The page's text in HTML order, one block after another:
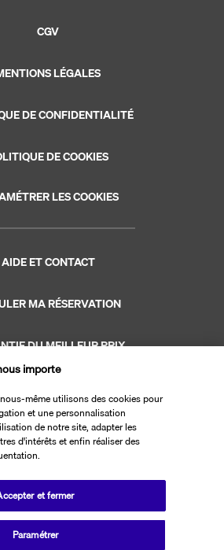
CGV
LÉGALES
DE CONFIDENTIALITÉ
DE COOKIES
LES COOKIES
AIDE ET CONTACT
MA RÉSERVATION
DU MEILLEUR PRIX
en partenariat avec Transavia. Les ventes
importe
même utilisons des cookies pour
et une personnalisation
de notre site, adapter les
d'intérêts et enfin réaliser des
Paramétrer
et fermer